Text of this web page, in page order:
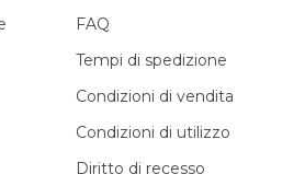
FAQ
Tempi di spedizione
Condizioni di vendita
Condizioni di utilizzo
Diritto di recesso